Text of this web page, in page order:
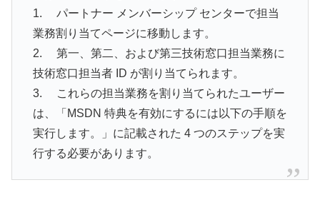
1. パートナー メンバーシップ センターで担当
業務割り当てページに移動します。
2. 第一、第二、および第三技術窓口担当業務に
技術窓口担当者 ID が割り当てられます。
3. これらの担当業務を割り当てられたユーザー
は、「MSDN 特典を有効にするには以下の手順を
実行します。」に記載された 4 つのステップを実
行する必要があります。